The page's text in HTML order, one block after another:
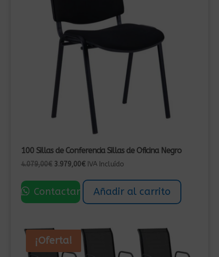
100 Sillas de Conferencia Sillas de Oficina Negro
4.079,00€ El
original
era:
3.979,00€El
actual
es:
IVA Incluído
Contactar Añadir al carrito
¡Oferta!